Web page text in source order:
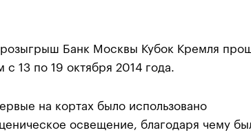
Банк Москвы Кубок Кремля
13 по 19 октября 2014 года.
на кортах было использовано
освещение, благодаря чему